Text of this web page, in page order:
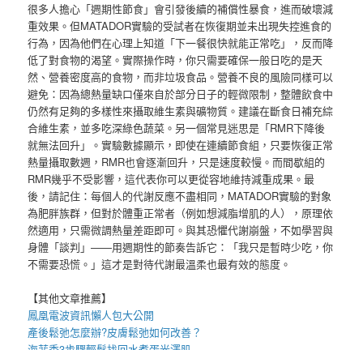
很多人擔心「週期性節食」會引發後續的補償性暴食，進而破壞減
重效果。但MATADOR實驗的受試者在恢復期並未出現失控進食的
行為，因為他們在心理上知道「下一餐很快就能正常吃」，反而降
低了對食物的渴望。實際操作時，你只需要確保一般日吃的是天
然、營養密度高的食物，而非垃圾食品。營養不良的風險同樣可以
避免：因為總熱量缺口僅來自於部分日子的輕微限制，整體飲食中
仍然有足夠的多樣性來攝取維生素與礦物質。建議在斷食日補充綜
合維生素，並多吃深綠色蔬菜。另一個常見迷思是「RMR下降後
就無法回升」。實驗數據顯示，即使在連續節食組，只要恢復正常
熱量攝取數週，RMR也會逐漸回升，只是速度較慢。而間歇組的
RMR幾乎不受影響，這代表你可以更從容地維持減重成果。最
後，請記住：每個人的代謝反應不盡相同，MATADOR實驗的對象
為肥胖族群，但對於體重正常者（例如想減脂增肌的人），原理依
然適用，只需微調熱量差距即可。與其恐懼代謝崩盤，不如學習與
身體「談判」——用週期性的節奏告訴它：「我只是暫時少吃，你
不需要恐慌。」這才是對待代謝最溫柔也最有效的態度。
【其他文章推薦】
鳳凰電波資訊懶人包大公開
產後鬆弛怎麼辦?皮膚鬆弛如何改善？